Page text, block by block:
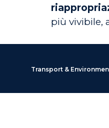
più vivibile,
Transport &